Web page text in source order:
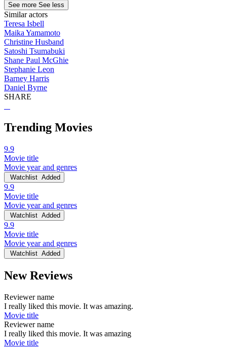
See more See less
Similar actors
Teresa Isbell
Maika Yamamoto
Christine Husband
Satoshi Tsumabuki
Shane Paul McGhie
Stephanie Leon
Barney Harris
Daniel Byrne
SHARE
Trending Movies
9.9
Movie title
Movie year and genres
Watchlist Added
9.9
Movie title
Movie year and genres
Watchlist Added
9.9
Movie title
Movie year and genres
Watchlist Added
New Reviews
Reviewer name
I really liked this movie. It was amazing.
Movie title
Reviewer name
I really liked this movie. It was amazing
Movie title